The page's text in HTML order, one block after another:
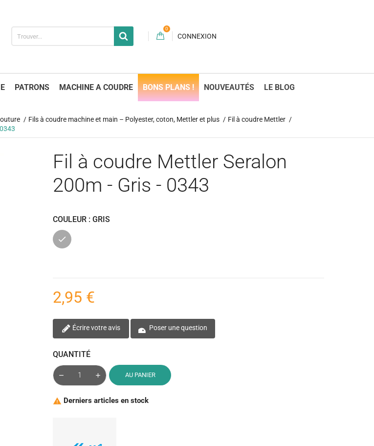
0
CONNEXION
PATRONS MACHINE A COUDRE BONS PLANS ! NOUVEAUTÉS LE BLOG
Fils à coudre machine et main – Polyester, coton, Mettler et plus
Fil à coudre Mettler
Fil à coudre Mettler Seralon
200m - Gris - 0343
COULEUR : GRIS
Gris
2,95 €
Écrire votre avis Poser une question
QUANTITÉ
AU PANIER
 Derniers articles en stock